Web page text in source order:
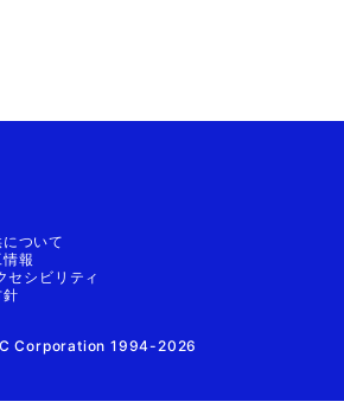
ついて
報
セシビリティ
Corporation 1994-2026